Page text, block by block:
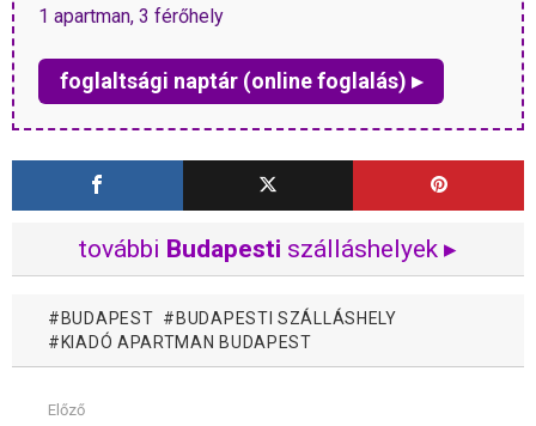
1 apartman, 3 férőhely
foglaltsági naptár (online foglalás) ▸
további Budapesti szálláshelyek ▸
BUDAPEST
BUDAPESTI SZÁLLÁSHELY
KIADÓ APARTMAN BUDAPEST
MutassElőző